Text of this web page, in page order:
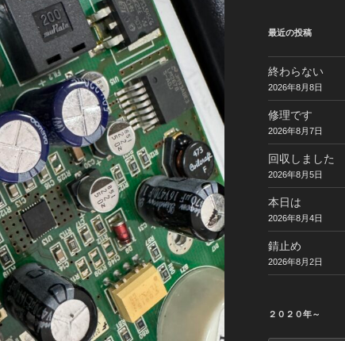
最近の投稿
終わらない
2026年8月8日
修理です
2026年8月7日
回収しました
2026年8月5日
本日は
2026年8月4日
錆止め
2026年8月2日
２０２０年～